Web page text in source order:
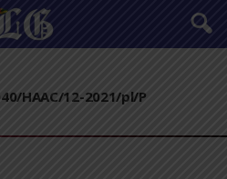
HAAC/12-2021/pl/P